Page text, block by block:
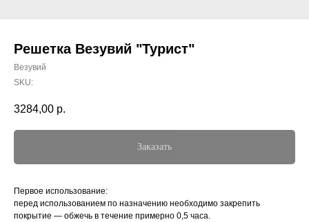
Решетка Везувий "Турист"
Везувий
SKU:
3284,00 р.
Заказать
Первое использование:
перед использованием по назначению необходимо закрепить
покрытие — обжечь в течение примерно 0,5 часа.